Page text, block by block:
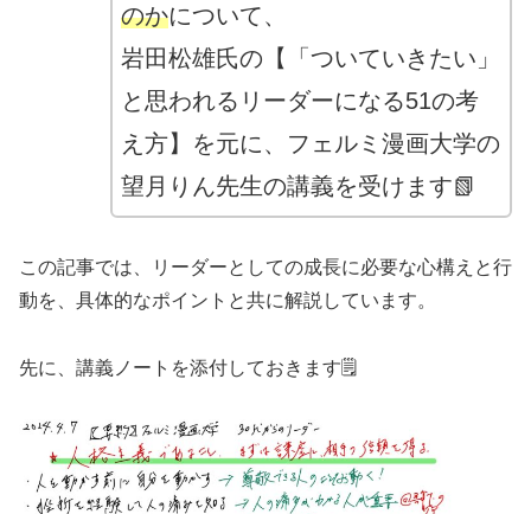
のかについて、
岩田松雄氏の【「ついていきたい」
と思われるリーダーになる51の考
え方】を元に、フェルミ漫画大学の
望月りん先生の講義を受けます📗
この記事では、リーダーとしての成長に必要な心構えと行
動を、具体的なポイントと共に解説しています。
先に、講義ノートを添付しておきます🗒️